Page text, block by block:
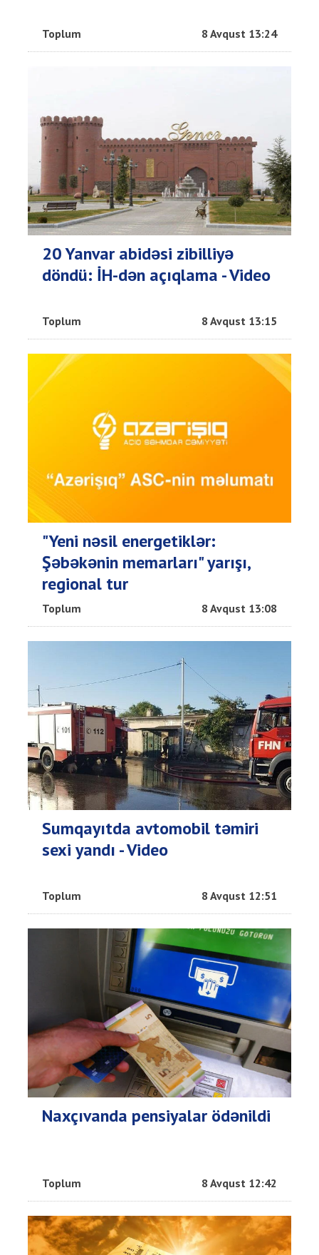
Toplum 8 Avqust 13:24
20 Yanvar abidəsi zibilliyə
döndü: İH-dən açıqlama - Video
Toplum 8 Avqust 13:15
"Yeni nəsil energetiklər:
Şəbəkənin memarları" yarışı,
regional tur
Toplum 8 Avqust 13:08
Sumqayıtda avtomobil təmiri
sexi yandı - Video
Toplum 8 Avqust 12:51
Naxçıvanda pensiyalar ödənildi
Toplum 8 Avqust 12:42